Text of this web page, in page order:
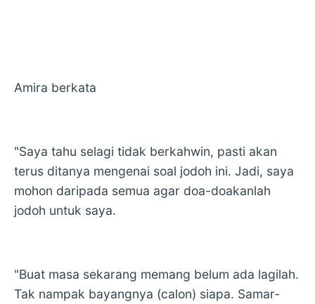
Amira berkata
"Saya tahu selagi tidak berkahwin, pasti akan
terus ditanya mengenai soal jodoh ini. Jadi, saya
mohon daripada semua agar doa-doakanlah
jodoh untuk saya.
"Buat masa sekarang memang belum ada lagilah.
Tak nampak bayangnya (calon) siapa. Samar-